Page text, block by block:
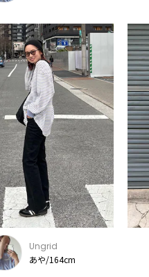
Ungrid
あや/164cm